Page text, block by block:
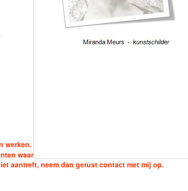
werken.
waar
aantreft, neem dan gerust contact met mij op.